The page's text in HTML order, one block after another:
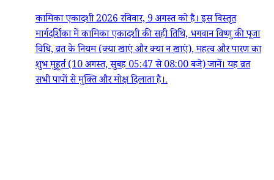
कामिका एकादशी 2026 रविवार, 9 अगस्त को है। इस विस्तृत
मार्गदर्शिका में कामिका एकादशी की सही तिथि, भगवान विष्णु की पूजा
विधि, व्रत के नियम (क्या खाएं और क्या न खाएं), महत्व और पारण का
शुभ मुहूर्त (10 अगस्त, सुबह 05:47 से 08:00 बजे) जानें। यह व्रत
सभी पापों से मुक्ति और मोक्ष दिलाता है।.